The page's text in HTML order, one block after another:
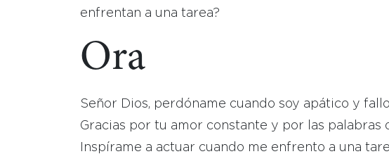
enfrentan a una tarea?
Ora
Señor Dios, perdóname cuando soy apático y
Gracias por tu amor constante y por las palabras
Inspírame a actuar cuando me enfrento a una